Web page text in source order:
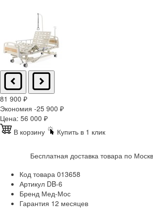
81 900 ₽
Экономия -25 900 ₽
Цена: 56 000 ₽
В корзину
Купить в 1 клик
Бесплатная доставка товара по
Код товара 013658
Артикул DB-6
Бренд Мед-Мос
Гарантия 12 месяцев